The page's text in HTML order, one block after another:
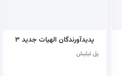
پدیدآورندگان الهیات جدید ۳
پل تیلیش